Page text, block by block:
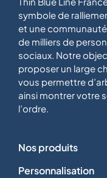
symbole de
et une
de milliers de
sociaux. Notre
proposer un large
vous permettre
ainsi montrer votre
l’ordre.
Nos produits
Personnalisation